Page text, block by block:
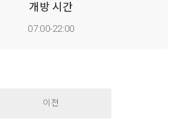
개방 시간
07:00-22:00
이전